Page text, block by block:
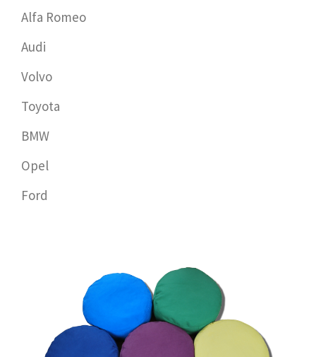
Alfa Romeo
Audi
Volvo
Toyota
BMW
Opel
Ford